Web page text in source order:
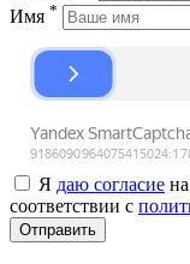
Имя *
Я даю согласие
соответствии с
Отправить